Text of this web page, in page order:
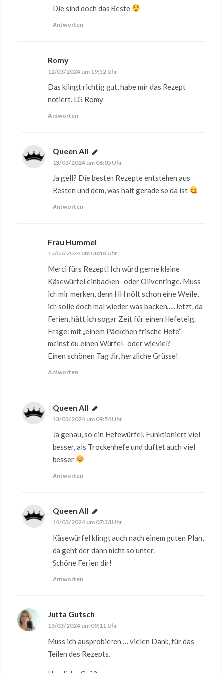
Die sind doch das Beste
Antworten
Romy
12/03/2024 um 19:52 Uhr
Das klingt richtig gut, habe mir das Rezept
notiert. LG Romy
Antworten
Queen All sagt:
13/03/2024 um 06:05 Uhr
Ja gell? Die besten Rezepte entstehen aus
Resten und dem, was halt gerade so da ist
Antworten
Frau Hummel
13/03/2024 um 08:48 Uhr
Merci fürs Rezept! Ich würd gerne kleine
Käsewürfel einbacken- oder Olivenringe. Muss
ich mir merken, denn HH nölt schon eine Weile,
ich solle doch mal wieder was backen…..Jetzt, da
Ferien, hätt ich sogar Zeit für einen Hefeteig.
Frage: mit „einem Päckchen frische Hefe“
meinst du einen Würfel- oder wieviel?
Einen schönen Tag dir, herzliche Grüsse!
Antworten
Queen All sagt:
13/03/2024 um 09:54 Uhr
Ja genau, so ein Hefewürfel. Funktioniert viel
besser, als Trockenhefe und duftet auch viel
besser
Antworten
Queen All sagt:
14/03/2024 um 07:33 Uhr
Käsewürfel klingt auch nach einem guten Plan,
da geht der dann nicht so unter.
Schöne Ferien dir!
Antworten
Jutta Gutsch
13/03/2024 um 09:11 Uhr
Muss ich ausprobieren … vielen Dank, für das
Teilen des Rezepts.